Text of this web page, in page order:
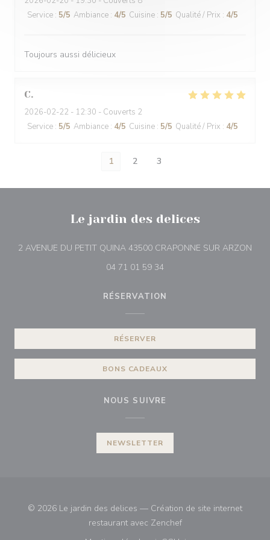
Service : 5/5 Ambiance : 4/5 Cuisine : 5/5 Qualité / Prix : 4/5
Toujours aussi délicieux
C
2026-02-22 - 12:30 - Couverts 2
Service : 5/5 Ambiance : 4/5 Cuisine : 5/5 Qualité / Prix : 4/5
1 2 3
Le jardin des delices
2 AVENUE DU PETIT QUINA 43500 CRAPONNE SUR ARZON
04 71 01 59 34
RÉSERVATION
RÉSERVER
BONS CADEAUX
NOUS SUIVRE
NEWSLETTER
© 2026 Le jardin des delices — Création de site internet
restaurant avec Zenchef((ouvre une nouvelle